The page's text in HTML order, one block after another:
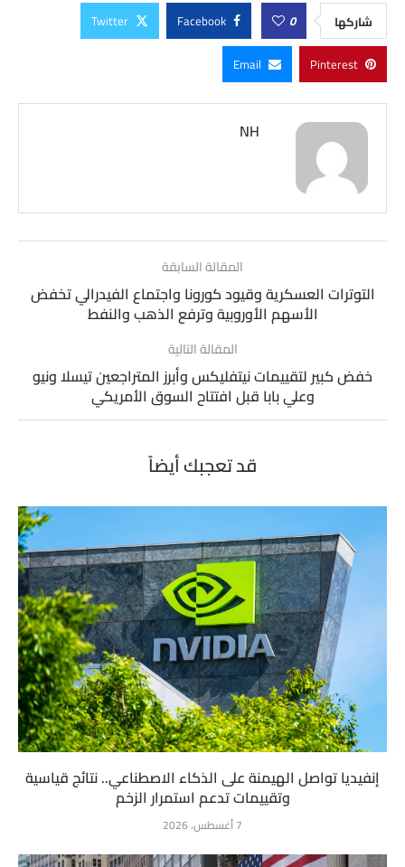
شاركها 0
Facebook
Twitter
Pinterest
Email
NH
المقالة السابقة
التوترات العسكرية وقيود كورونا واجتماع الفيدرالي تخفض
الأسهم الأوروبية وترفع الذهب والنفط
المقالة التالية
خفض كبير لتقييمات نيتفليكس وأبرز المتراجعين تيسلا ونيو
وعلي بابا قبل افتتاح السوق الأمريكي
قد تعجبك أيضاً
إنفيديا تواصل الهيمنة على الذكاء الاصطناعي.. نتائج قياسية
وتقييمات تدعم استمرار الزخم
7 أغسطس، 2026